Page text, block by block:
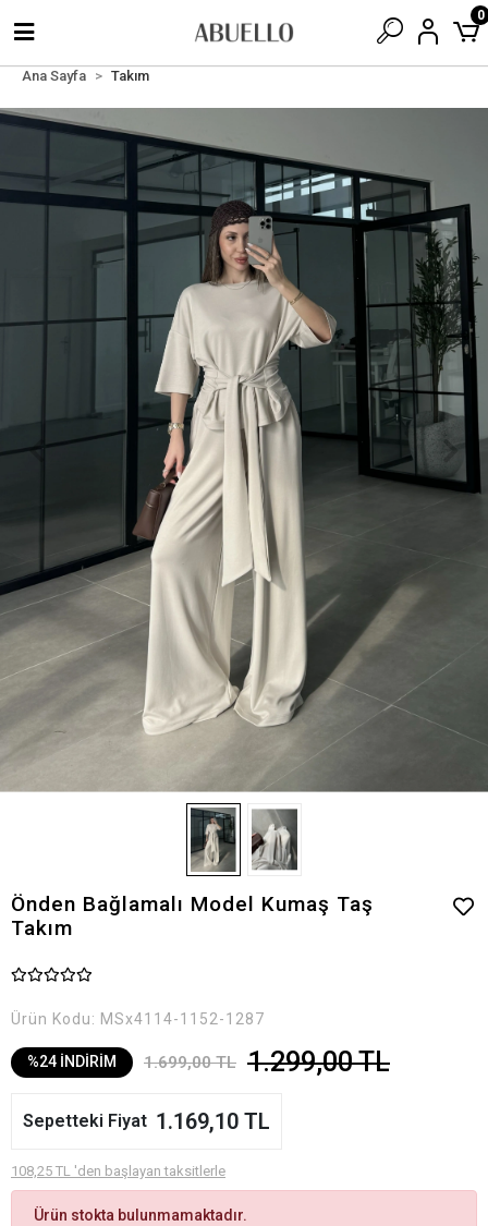
0
Ana Sayfa Takım
Önden Bağlamalı Model Kumaş Taş
Takım
Ürün Kodu: MSx4114-1152-1287
%24 İNDİRİM 1.699,00 TL 1.299,00 TL
Sepetteki Fiyat 1.169,10 TL
108,25 TL 'den başlayan taksitlerle
Ürün stokta bulunmamaktadır.